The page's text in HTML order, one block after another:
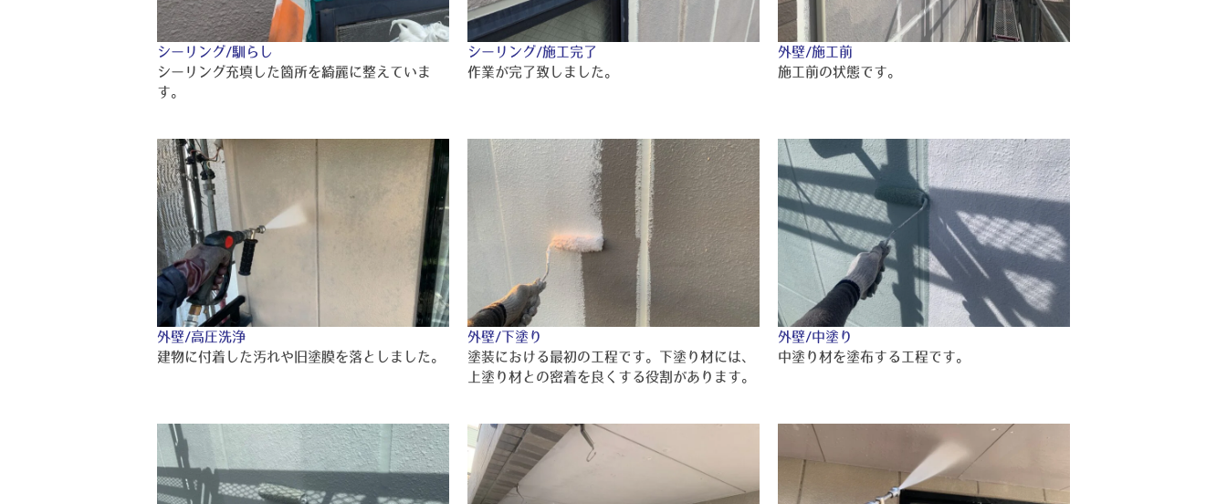
シーリング/馴らし
シーリング充填した箇所を綺麗に整えていま
す。
シーリング/施工完了
作業が完了致しました。
外壁/施工前
施工前の状態です。
外壁/高圧洗浄
建物に付着した汚れや旧塗膜を落としました。
外壁/下塗り
塗装における最初の工程です。下塗り材には、
上塗り材との密着を良くする役割があります。
外壁/中塗り
中塗り材を塗布する工程です。